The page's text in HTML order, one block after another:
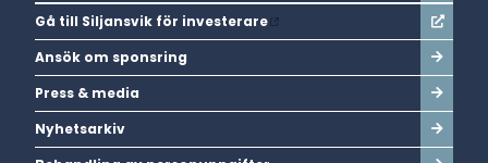
Gå till Siljansvik för investerare
Ansök om sponsring
Press & media
Nyhetsarkiv